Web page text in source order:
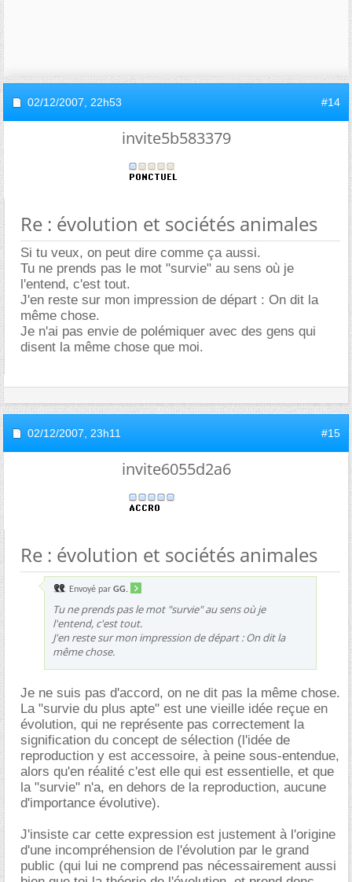
02/12/2007, 22h53 #14
invite5b583379
Re : évolution et sociétés animales
Si tu veux, on peut dire comme ça aussi.
Tu ne prends pas le mot "survie" au sens où je
l'entend, c'est tout.
J'en reste sur mon impression de départ : On dit la
même chose.
Je n'ai pas envie de polémiquer avec des gens qui
disent la même chose que moi.
02/12/2007, 23h11 #15
invite6055d2a6
Re : évolution et sociétés animales
Envoyé par GG.
Tu ne prends pas le mot "survie" au sens où je
l'entend, c'est tout.
J'en reste sur mon impression de départ : On dit la
même chose.
Je ne suis pas d'accord, on ne dit pas la même chose.
La "survie du plus apte" est une vieille idée reçue en
évolution, qui ne représente pas correctement la
signification du concept de sélection (l'idée de
reproduction y est accessoire, à peine sous-entendue,
alors qu'en réalité c'est elle qui est essentielle, et que
la "survie" n'a, en dehors de la reproduction, aucune
d'importance évolutive).
J'insiste car cette expression est justement à l'origine
d'une incompréhension de l'évolution par le grand
public (qui lui ne comprend pas nécessairement aussi